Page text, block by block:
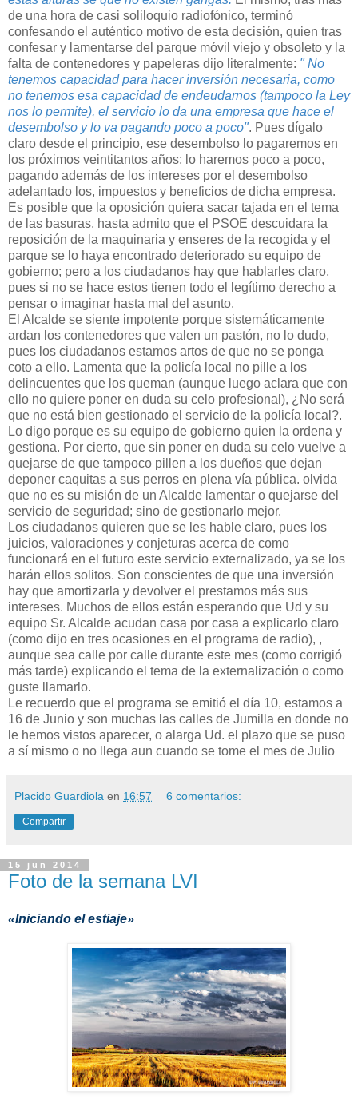
de una hora de casi soliloquio radiofónico, terminó
confesando el auténtico motivo de esta decisión, quien tras
confesar y lamentarse del parque móvil viejo y obsoleto y la
falta de contenedores y papeleras dijo literalmente: " No
tenemos capacidad para hacer inversión necesaria, como
no tenemos esa capacidad de endeudarnos (tampoco la Ley
nos lo permite), el servicio lo da una empresa que hace el
desembolso y lo va pagando poco a poco". Pues dígalo
claro desde el principio, ese desembolso lo pagaremos en
los próximos veintitantos años; lo haremos poco a poco,
pagando además de los intereses por el desembolso
adelantado los, impuestos y beneficios de dicha empresa.
Es posible que la oposición quiera sacar tajada en el tema
de las basuras, hasta admito que el PSOE descuidara la
reposición de la maquinaria y enseres de la recogida y el
parque se lo haya encontrado deteriorado su equipo de
gobierno; pero a los ciudadanos hay que hablarles claro,
pues si no se hace estos tienen todo el legítimo derecho a
pensar o imaginar hasta mal del asunto.
El Alcalde se siente impotente porque sistemáticamente
ardan los contenedores que valen un pastón, no lo dudo,
pues los ciudadanos estamos artos de que no se ponga
coto a ello. Lamenta que la policía local no pille a los
delincuentes que los queman (aunque luego aclara que con
ello no quiere poner en duda su celo profesional), ¿No será
que no está bien gestionado el servicio de la policía local?.
Lo digo porque es su equipo de gobierno quien la ordena y
gestiona. Por cierto, que sin poner en duda su celo vuelve a
quejarse de que tampoco pillen a los dueños que dejan
deponer caquitas a sus perros en plena vía pública. olvida
que no es su misión de un Alcalde lamentar o quejarse del
servicio de seguridad; sino de gestionarlo mejor.
Los ciudadanos quieren que se les hable claro, pues los
juicios, valoraciones y conjeturas acerca de como
funcionará en el futuro este servicio externalizado, ya se los
harán ellos solitos. Son conscientes de que una inversión
hay que amortizarla y devolver el prestamos más sus
intereses. Muchos de ellos están esperando que Ud y su
equipo Sr. Alcalde acudan casa por casa a explicarlo claro
(como dijo en tres ocasiones en el programa de radio), ,
aunque sea calle por calle durante este mes (como corrigió
más tarde) explicando el tema de la externalización o como
guste llamarlo.
Le recuerdo que el programa se emitió el día 10, estamos a
16 de Junio y son muchas las calles de Jumilla en donde no
le hemos vistos aparecer, o alarga Ud. el plazo que se puso
a sí mismo o no llega aun cuando se tome el mes de Julio
Placido Guardiola en 16:57 6 comentarios:
Compartir
15 jun 2014
Foto de la semana LVI
«Iniciando el estiaje»